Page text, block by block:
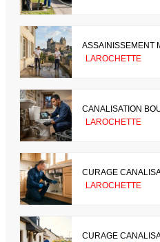
ASSAINISSEMENT
LAROCHETTE
CANALISATION
LAROCHETTE
CURAGE
LAROCHETTE
CURAGE